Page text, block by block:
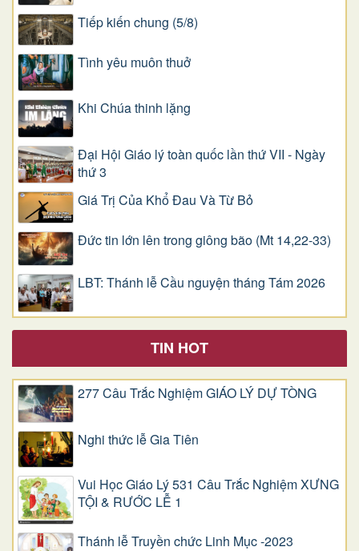
Tiếp kiến chung (5/8)
Tình yêu muôn thuở
Khi Chúa thinh lặng
Đại Hội Giáo lý toàn quốc lần thứ VII - Ngày
thứ 3
Giá Trị Của Khổ Ðau Và Từ Bỏ
Đức tin lớn lên trong giông bão (Mt 14,22-33)
LBT: Thánh lễ Cầu nguyện tháng Tám 2026
TIN HOT
277 Câu Trắc Nghiệm GIÁO LÝ DỰ TÒNG
Nghi thức lễ Gia Tiên
Vui Học Giáo Lý 531 Câu Trắc Nghiệm XƯNG
TỘI & RƯỚC LỄ 1
Thánh lễ Truyền chức Linh Mục -2023